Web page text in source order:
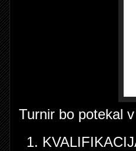
Turnir bo potekal